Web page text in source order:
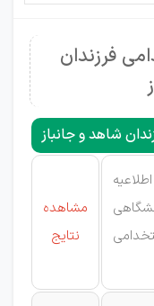
فرزندان
شاهد و جانباز
اردیبهشت 1404: اطلاعیه
مشاهده
نتایج